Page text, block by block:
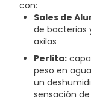
con:
Sales de
de bacterias
axilas
Perlita:
peso en
un
sensación